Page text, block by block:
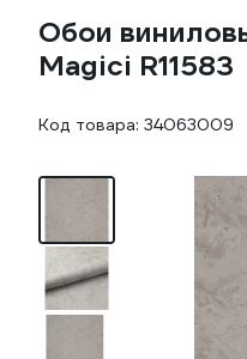
Обои
Magici R11583
Код товара: 34063009